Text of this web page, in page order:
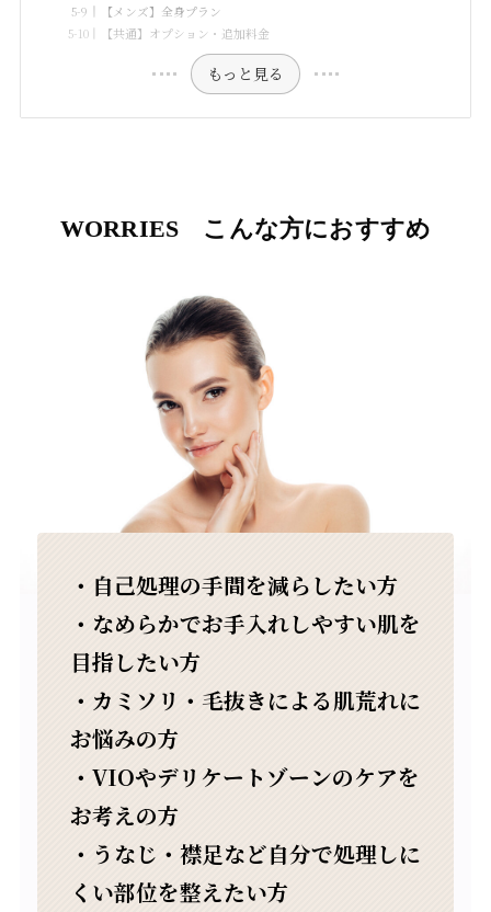
【メンズ】全身プラン
【共通】オプション・追加料金
もっと見る
WORRIES こんな方におすすめ
・自己処理の手間を減らしたい方
・なめらかでお手入れしやすい肌を
目指したい方
・カミソリ・毛抜きによる肌荒れに
お悩みの方
・VIOやデリケートゾーンのケアを
お考えの方
・うなじ・襟足など自分で処理しに
くい部位を整えたい方